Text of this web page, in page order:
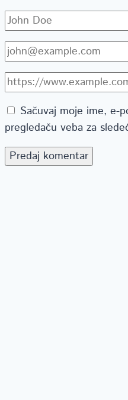
Sačuvaj moje ime, e-
pregledaču veba za